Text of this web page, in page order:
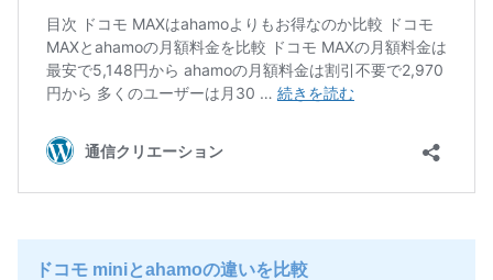
ドコモ miniとahamoの違いを比較